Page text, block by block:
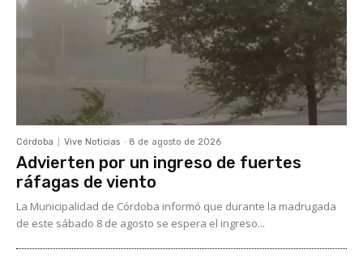
Córdoba Vive Noticias - 8 de agosto de 2026
Advierten por un ingreso de fuertes
ráfagas de viento
La Municipalidad de Córdoba informó que durante la madrugada
de este sábado 8 de agosto se espera el ingreso...